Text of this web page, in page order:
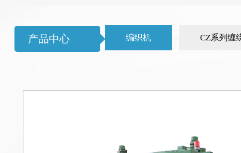
产品中心 编织机 CZ系列缠